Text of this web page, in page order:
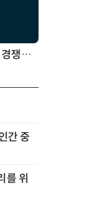
체계화 된 데이터가 곧 AI 시대의 경쟁력이다
간 중
를 위